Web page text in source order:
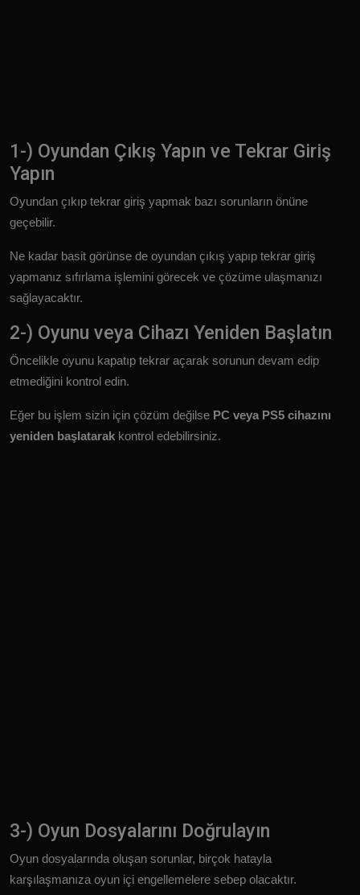
1-) Oyundan Çıkış Yapın ve Tekrar Giriş
Yapın
Oyundan çıkıp tekrar giriş yapmak bazı sorunların önüne
geçebilir.
Ne kadar basit görünse de oyundan çıkış yapıp tekrar giriş
yapmanız sıfırlama işlemini görecek ve çözüme ulaşmanızı
sağlayacaktır.
2-) Oyunu veya Cihazı Yeniden Başlatın
Öncelikle oyunu kapatıp tekrar açarak sorunun devam edip
etmediğini kontrol edin.
Eğer bu işlem sizin için çözüm değilse PC veya PS5 cihazını
yeniden başlatarak kontrol edebilirsiniz.
3-) Oyun Dosyalarını Doğrulayın
Oyun dosyalarında oluşan sorunlar, birçok hatayla
karşılaşmanıza oyun içi engellemelere sebep olacaktır.